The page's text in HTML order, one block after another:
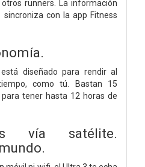
runners. La información
con la app Fitness
diseñado para rendir al
como tú. Bastan 15
tener hasta 12 horas de
vía satélite.